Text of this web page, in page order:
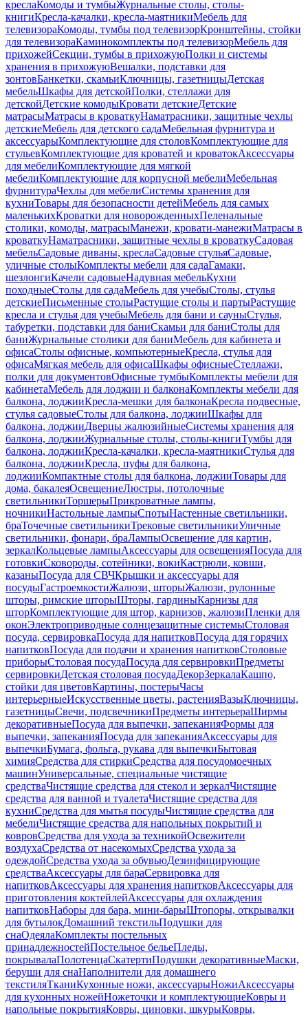
креслаКомоды и тумбыЖурнальные столы, столы-
книгиКресла-качалки, кресла-маятникиМебель для
телевизораКомоды, тумбы под телевизорКронштейны, стойки
для телевизораКаминокомплекты под телевизорМебель для
прихожейСекции, тумбы в прихожуюПолки и системы
хранения в прихожуюВешалки, подставки для
зонтовБанкетки, скамьиКлючницы, газетницыДетская
мебельШкафы для детскойПолки, стеллажи для
детскойДетские комодыКровати детскиеДетские
матрасыМатрасы в кроваткуНаматрасники, защитные чехлы
детскиеМебель для детского садаМебельная фурнитура и
аксессуарыКомплектующие для столовКомплектующие для
стульевКомплектующие для кроватей и кроватокАксессуары
для мебелиКомплектующие для мягкой
мебелиКомплектующие для корпусной мебелиМебельная
фурнитураЧехлы для мебелиСистемы хранения для
кухниТовары для безопасности детейМебель для самых
маленькихКроватки для новорожденныхПеленальные
столики, комоды, матрасыМанежи, кровати-манежиМатрасы в
кроваткуНаматрасники, защитные чехлы в кроваткуСадовая
мебельСадовые диваны, креслаСадовые стульяСадовые,
уличные столыКомплекты мебели для садаГамаки,
шезлонгиКачели садовыеНадувная мебельКухни
походныеСтолы для садаМебель для учебыСтолы, стулья
детскиеПисьменные столыРастущие столы и партыРастущие
кресла и стулья для учебыМебель для бани и сауныСтулья,
табуретки, подставки для баниСкамьи для баниСтолы для
баниЖурнальные столики для баниМебель для кабинета и
офисаСтолы офисные, компьютерныеКресла, стулья для
офисаМягкая мебель для офисаШкафы офисныеСтеллажи,
полки для документовОфисные тумбыКомплекты мебели для
кабинетаМебель для лоджии и балконаКомплекты мебели для
балкона, лоджииКресла-мешки для балконаКресла подвесные,
стулья садовыеСтолы для балкона, лоджииШкафы для
балкона, лоджииДверцы жалюзийныеСистемы хранения для
балкона, лоджииЖурнальные столы, столы-книгиТумбы для
балкона, лоджииКресла-качалки, кресла-маятникиСтулья для
балкона, лоджииКресла, пуфы для балкона,
лоджииКомпактные столы для балкона, лоджииТовары для
дома, бакалеяОсвещениеЛюстры, потолочные
светильникиТоршерыПрикроватные лампы,
ночникиНастольные лампыСпотыНастенные светильники,
браТочечные светильникиТрековые светильникиУличные
светильники, фонари, браЛампыОсвещение для картин,
зеркалКольцевые лампыАксессуары для освещенияПосуда для
готовкиСковороды, сотейники, вокиКастрюли, ковши,
казаныПосуда для СВЧКрышки и аксессуары для
посудыГастроемкостиЖалюзи, шторыЖалюзи, рулонные
шторы, римские шторыШторы, гардиныКарнизы для
шторКомплектующие для штор, карнизов, жалюзиПленки для
оконЭлектроприводные солнцезащитные системыСтоловая
посуда, сервировкаПосуда для напитковПосуда для горячих
напитковПосуда для подачи и хранения напитковСтоловые
приборыСтоловая посудаПосуда для сервировкиПредметы
сервировкиДетская столовая посудаДекорЗеркалаКашпо,
стойки для цветовКартины, постерыЧасы
интерьерныеИскусственные цветы, растенияВазыКлючницы,
газетницыСвечи, подсвечникиПредметы интерьераШирмы
декоративныеПосуда для выпечки, запеканияФормы для
выпечки, запеканияПосуда для запеканияАксессуары для
выпечкиБумага, фольга, рукава для выпечкиБытовая
химияСредства для стиркиСредства для посудомоечных
машинУниверсальные, специальные чистящие
средстваЧистящие средства для стекол и зеркалЧистящие
средства для ванной и туалетаЧистящие средства для
кухниСредства для мытья посудыЧистящие средства для
мебелиЧистящие средства для напольных покрытий и
ковровСредства для ухода за техникойОсвежители
воздухаСредства от насекомыхСредства ухода за
одеждойСредства ухода за обувьюДезинфицирующие
средстваАксессуары для бараСервировка для
напитковАксессуары для хранения напитковАксессуары для
приготовления коктейлейАксессуары для охлаждения
напитковНаборы для бара, мини-барыШтопоры, открывалки
для бутылокДомашний текстильПодушки для
снаОдеялаКомплекты постельных
принадлежностейПостельное бельеПледы,
покрывалаПолотенцаСкатертиПодушки декоративныеМаски,
беруши для снаНаполнители для домашнего
текстиляТканиКухонные ножи, аксессуарыНожиАксессуары
для кухонных ножейНожеточки и комплектующиеКовры и
напольные покрытияКовры, циновки, шкурыКовры,